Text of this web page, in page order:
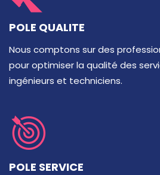
POLE QUALITE
Nous comptons sur des
pour optimiser la qualité des
ingénieurs et techniciens.
POLE SERVICE